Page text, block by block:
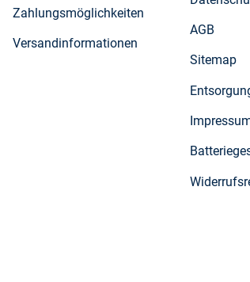
Zahlungsmöglichkeiten
Versandinformationen
AGB
Sitemap